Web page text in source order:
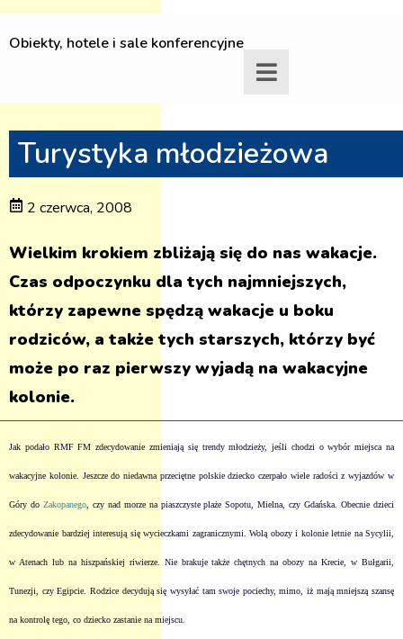
Obiekty, hotele i sale konferencyjne
Turystyka młodzieżowa
2 czerwca, 2008
Wielkim krokiem zbliżają się do nas wakacje.
Czas odpoczynku dla tych najmniejszych,
którzy zapewne spędzą wakacje u boku
rodziców, a także tych starszych, którzy być
może po raz pierwszy wyjadą na wakacyjne
kolonie.
Jak podało RMF FM zdecydowanie zmieniają się trendy młodzieży, jeśli chodzi o wybór miejsca na
wakacyjne kolonie. Jeszcze do niedawna przeciętne polskie dziecko czerpało wiele radości z wyjazdów w
Góry do Zakopanego, czy nad morze na piaszczyste plaże Sopotu, Mielna, czy Gdańska. Obecnie dzieci
zdecydowanie bardziej interesują się wycieczkami zagranicznymi. Wolą obozy i kolonie letnie na Sycylii,
w Atenach lub na hiszpańskiej riwierze. Nie brakuje także chętnych na obozy na Krecie, w Bułgarii,
Tunezji, czy Egipcie. Rodzice decydują się wysyłać tam swoje pociechy, mimo, iż mają mniejszą szansę
na kontrolę tego, co dziecko zastanie na miejscu.